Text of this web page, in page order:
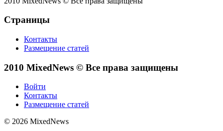
Страницы
Контакты
Размещение статей
2010 MixedNews © Все права защищены
Войти
Контакты
Размещение статей
© 2026 MixedNews